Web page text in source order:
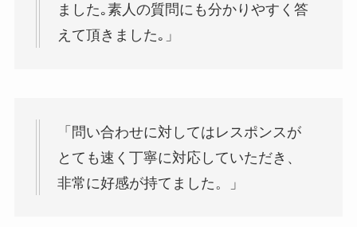
ました｡素人の質問にも分かりやすく答
えて頂きました｡」
「問い合わせに対してはレスポンスが
とても速く丁寧に対応していただき、
非常に好感が持てました。」